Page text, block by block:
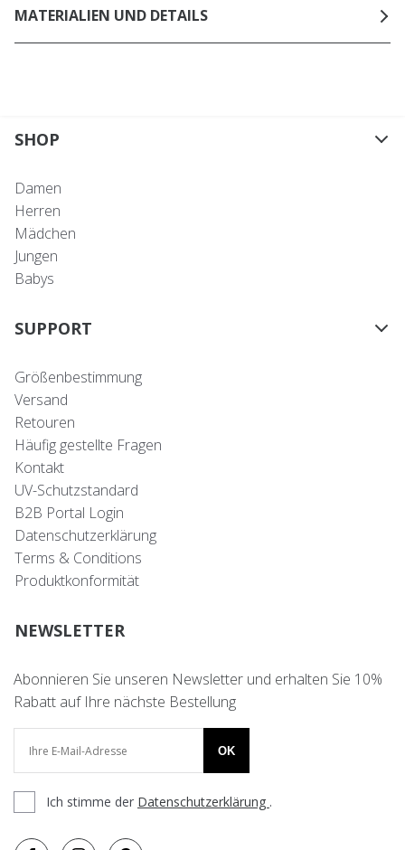
MATERIALIEN UND DETAILS
SHOP
Damen
Herren
Mädchen
Jungen
Babys
SUPPORT
Größenbestimmung
Versand
Retouren
Häufig gestellte Fragen
Kontakt
UV-Schutzstandard
B2B Portal Login
Datenschutzerklärung
Terms & Conditions
Produktkonformität
NEWSLETTER
Abonnieren Sie unseren Newsletter und erhalten Sie 10%
Rabatt auf Ihre nächste Bestellung
OK
Ich stimme der Datenschutzerklärung .